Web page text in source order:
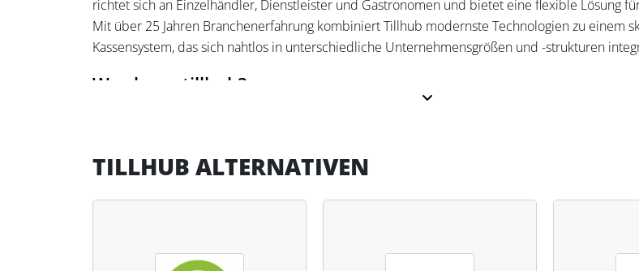
richtet sich an Einzelhändler, Dienstleister und Gastronomen und bietet eine flexible Lösung
Mit über 25 Jahren Branchenerfahrung kombiniert Tillhub modernste Technologien zu einem
Kassensystem, das sich nahtlos in unterschiedliche Unternehmensgrößen und -strukturen
Was kann tillhub?
Steuerberatern den DATEV-Export erleichtern. Außerdem unterstützt es eine Vielzahl von
ermöglicht den Live-Zugriff auf alle Geschäftsvorgänge.
TILLHUB ALTERNATIVEN